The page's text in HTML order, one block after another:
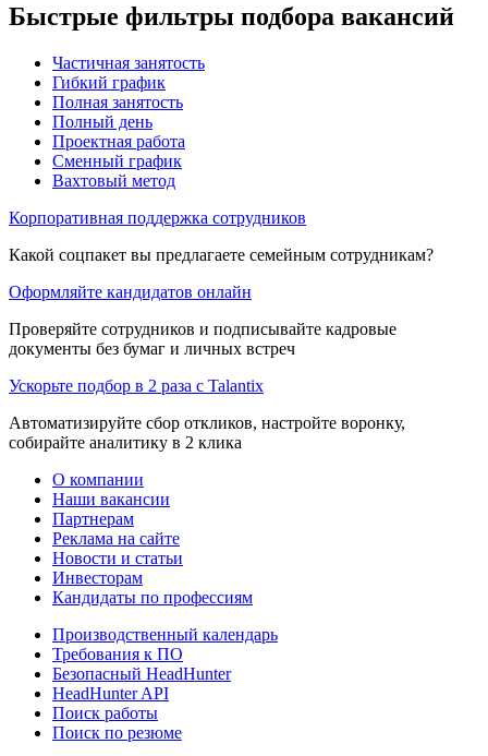
Быстрые фильтры подбора вакансий
Частичная занятость
Гибкий график
Полная занятость
Полный день
Проектная работа
Сменный график
Вахтовый метод
Корпоративная поддержка сотрудников
Какой соцпакет вы предлагаете семейным сотрудникам?
Оформляйте кандидатов онлайн
Проверяйте сотрудников и подписывайте кадровые
документы без бумаг и личных встреч
Ускорьте подбор в 2 раза с Talantix
Автоматизируйте сбор откликов, настройте воронку,
собирайте аналитику в 2 клика
О компании
Наши вакансии
Партнерам
Реклама на сайте
Новости и статьи
Инвесторам
Кандидаты по профессиям
Производственный календарь
Требования к ПО
Безопасный HeadHunter
HeadHunter API
Поиск работы
Поиск по резюме